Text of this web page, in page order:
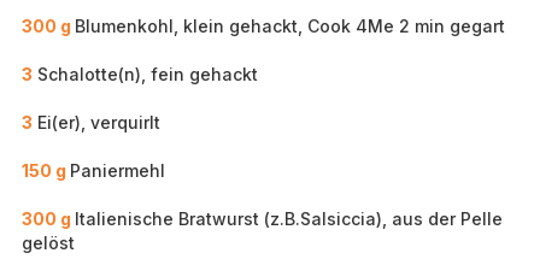
300 g Blumenkohl, klein gehackt, Cook 4Me 2 min gegart
3 Schalotte(n), fein gehackt
3 Ei(er), verquirlt
150 g Paniermehl
300 g Italienische Bratwurst (z.B.Salsiccia), aus der Pelle
gelöst